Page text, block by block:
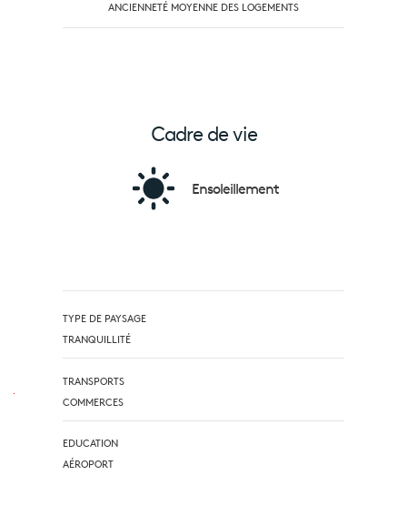
ANCIENNETÉ MOYENNE DES LOGEMENTS
Cadre de vie
Ensoleillement
TYPE DE PAYSAGE
TRANQUILLITÉ
TRANSPORTS
COMMERCES
EDUCATION
AÉROPORT